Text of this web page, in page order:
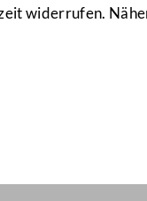
widerrufen.